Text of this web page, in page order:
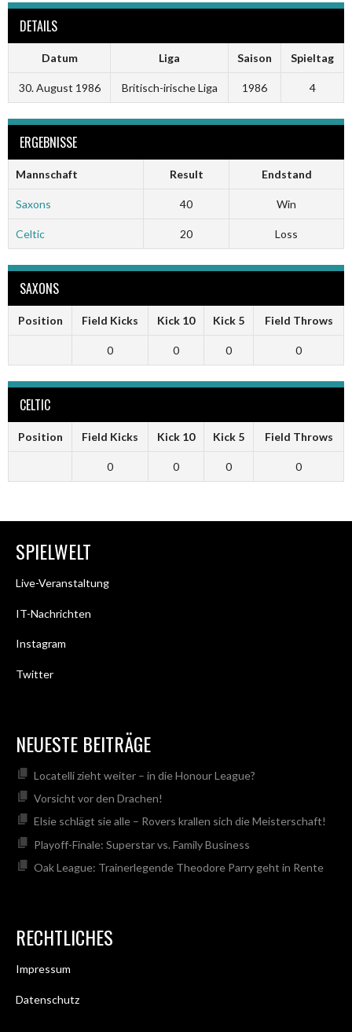
DETAILS
Datum Liga Saison Spieltag
30. August 1986 Britisch-irische Liga 1986 4
ERGEBNISSE
Mannschaft Result Endstand
Saxons 40 Win
Celtic 20 Loss
SAXONS
Position Field Kicks Kick 10 Kick 5 Field Throws
0 0 0 0
CELTIC
Position Field Kicks Kick 10 Kick 5 Field Throws
0 0 0 0
SPIELWELT
Live-Veranstaltung
IT-Nachrichten
Instagram
Twitter
NEUESTE BEITRÄGE
Locatelli zieht weiter – in die Honour League?
Vorsicht vor den Drachen!
Elsie schlägt sie alle – Rovers krallen sich die Meisterschaft!
Playoff-Finale: Superstar vs. Family Business
Oak League: Trainerlegende Theodore Parry geht in Rente
RECHTLICHES
Impressum
Datenschutz